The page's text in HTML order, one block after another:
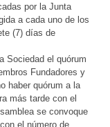
por la Junta
a cada uno de los
(7) días de
Sociedad el quórum
Fundadores y
haber quórum a la
más tarde con el
se convoque
el número de